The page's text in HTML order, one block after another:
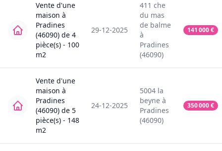
Vente d'une
maison à
Pradines
(46090) de 4
pièce(s) - 100
m2
29-12-2025
411 che
du mas
de balme
à
Pradines
(46090)
141 000€
Vente d'une
maison à
Pradines
(46090) de 5
pièce(s) - 148
m2
24-12-2025
5004 la
beyne à
Pradines
(46090)
350 000€